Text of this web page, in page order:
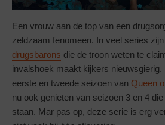
Een vrouw aan de top van een
zeldzaam fenomeen. In veel series
drugsbarons die de troon weten te
invalshoek maakt kijkers
eerste en tweede seizoen van Queen
nu ook genieten van seizoen 3 en 4
staan. Mar pas op, deze serie is erg